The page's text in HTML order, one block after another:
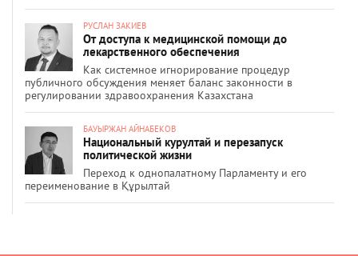
РУСЛАН ЗАКИЕВ
От доступа к медицинской помощи до
лекарственного обеспечения
Как системное игнорирование процедур
публичного обсуждения меняет баланс законности в
регулировании здравоохранения Казахстана
БАУЫРЖАН АЙНАБЕКОВ
Национальный курултай и перезапуск
политической жизни
Переход к однопалатному Парламенту и его
переименование в Құрылтай